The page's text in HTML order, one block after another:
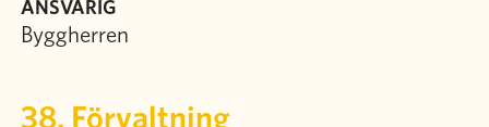
ANSVARIG
Byggherren
38. Förvaltning